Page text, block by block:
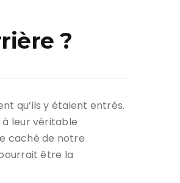
?
qu’ils y étaient entrés.
à leur véritable
caché de notre
être la